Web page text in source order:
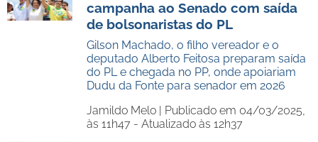
campanha ao Senado com saída
de bolsonaristas do PL
Gilson Machado, o filho vereador e o
deputado Alberto Feitosa preparam saída
do PL e chegada no PP, onde apoiariam
Dudu da Fonte para senador em 2026
Jamildo Melo | Publicado em 04/03/2025,
às 11h47 - Atualizado às 12h37